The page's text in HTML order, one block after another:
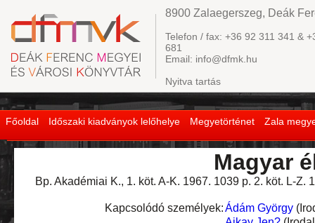
Főoldal Időszaki kiadványok lelőhelye Megyetörténet Zala
8900 Zalaegerszeg, Deák
Telefon / fax: +36 92 311 341 &
681
Email: info@dfmk.hu
Nyitva tartás
Magyar
Bp. Akadémiai K., 1. köt. A-K. 1967. 1039 p. 2. köt. L-
Kapcsolódó személyek:Ádám György